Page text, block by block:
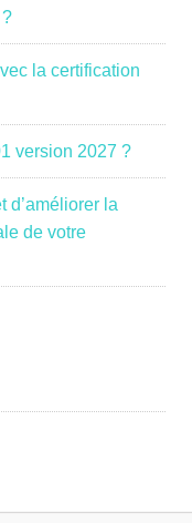
la certification
version 2027 ?
d’améliorer la
de votre